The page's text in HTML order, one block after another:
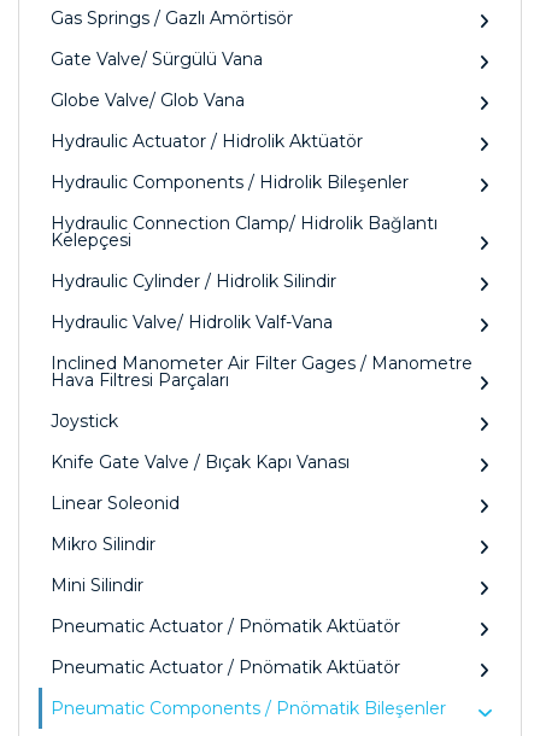
Gas Springs / Gazlı Amörtisör
Gate Valve/ Sürgülü Vana
Globe Valve/ Glob Vana
Hydraulic Actuator / Hidrolik Aktüatör
Hydraulic Components / Hidrolik Bileşenler
Hydraulic Connection Clamp/ Hidrolik Bağlantı
Kelepçesi
Hydraulic Cylinder / Hidrolik Silindir
Hydraulic Valve/ Hidrolik Valf-Vana
Inclined Manometer Air Filter Gages / Manometre
Hava Filtresi Parçaları
Joystick
Knife Gate Valve / Bıçak Kapı Vanası
Linear Soleonid
Mikro Silindir
Mini Silindir
Pneumatic Actuator / Pnömatik Aktüatör
Pneumatic Actuator / Pnömatik Aktüatör
Pneumatic Components / Pnömatik Bileşenler